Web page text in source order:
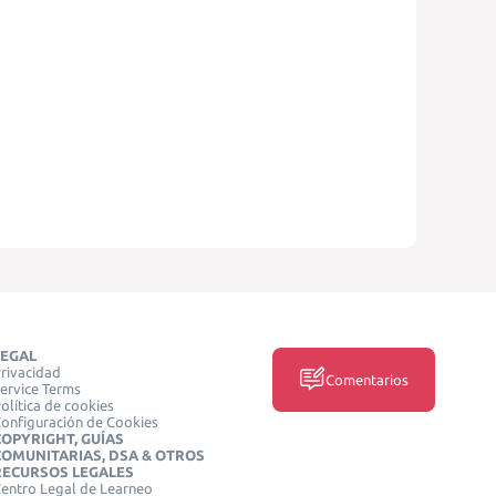
Terms
de cookies
de Cookies
GUÍAS
DSA & OTROS
LEGALES
Legal de Learneo
Comentarios